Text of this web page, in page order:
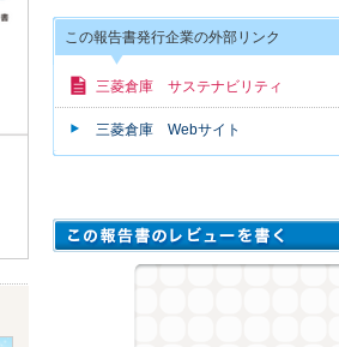
この報告書発行企業の外部リンク
三菱倉庫 サステナビリティ
三菱倉庫 Webサイト